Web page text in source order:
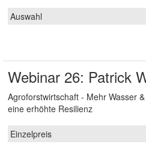
Webinar 26: Patrick
Agroforstwirtschaft - Mehr Wasser
eine erhöhte Resilienz